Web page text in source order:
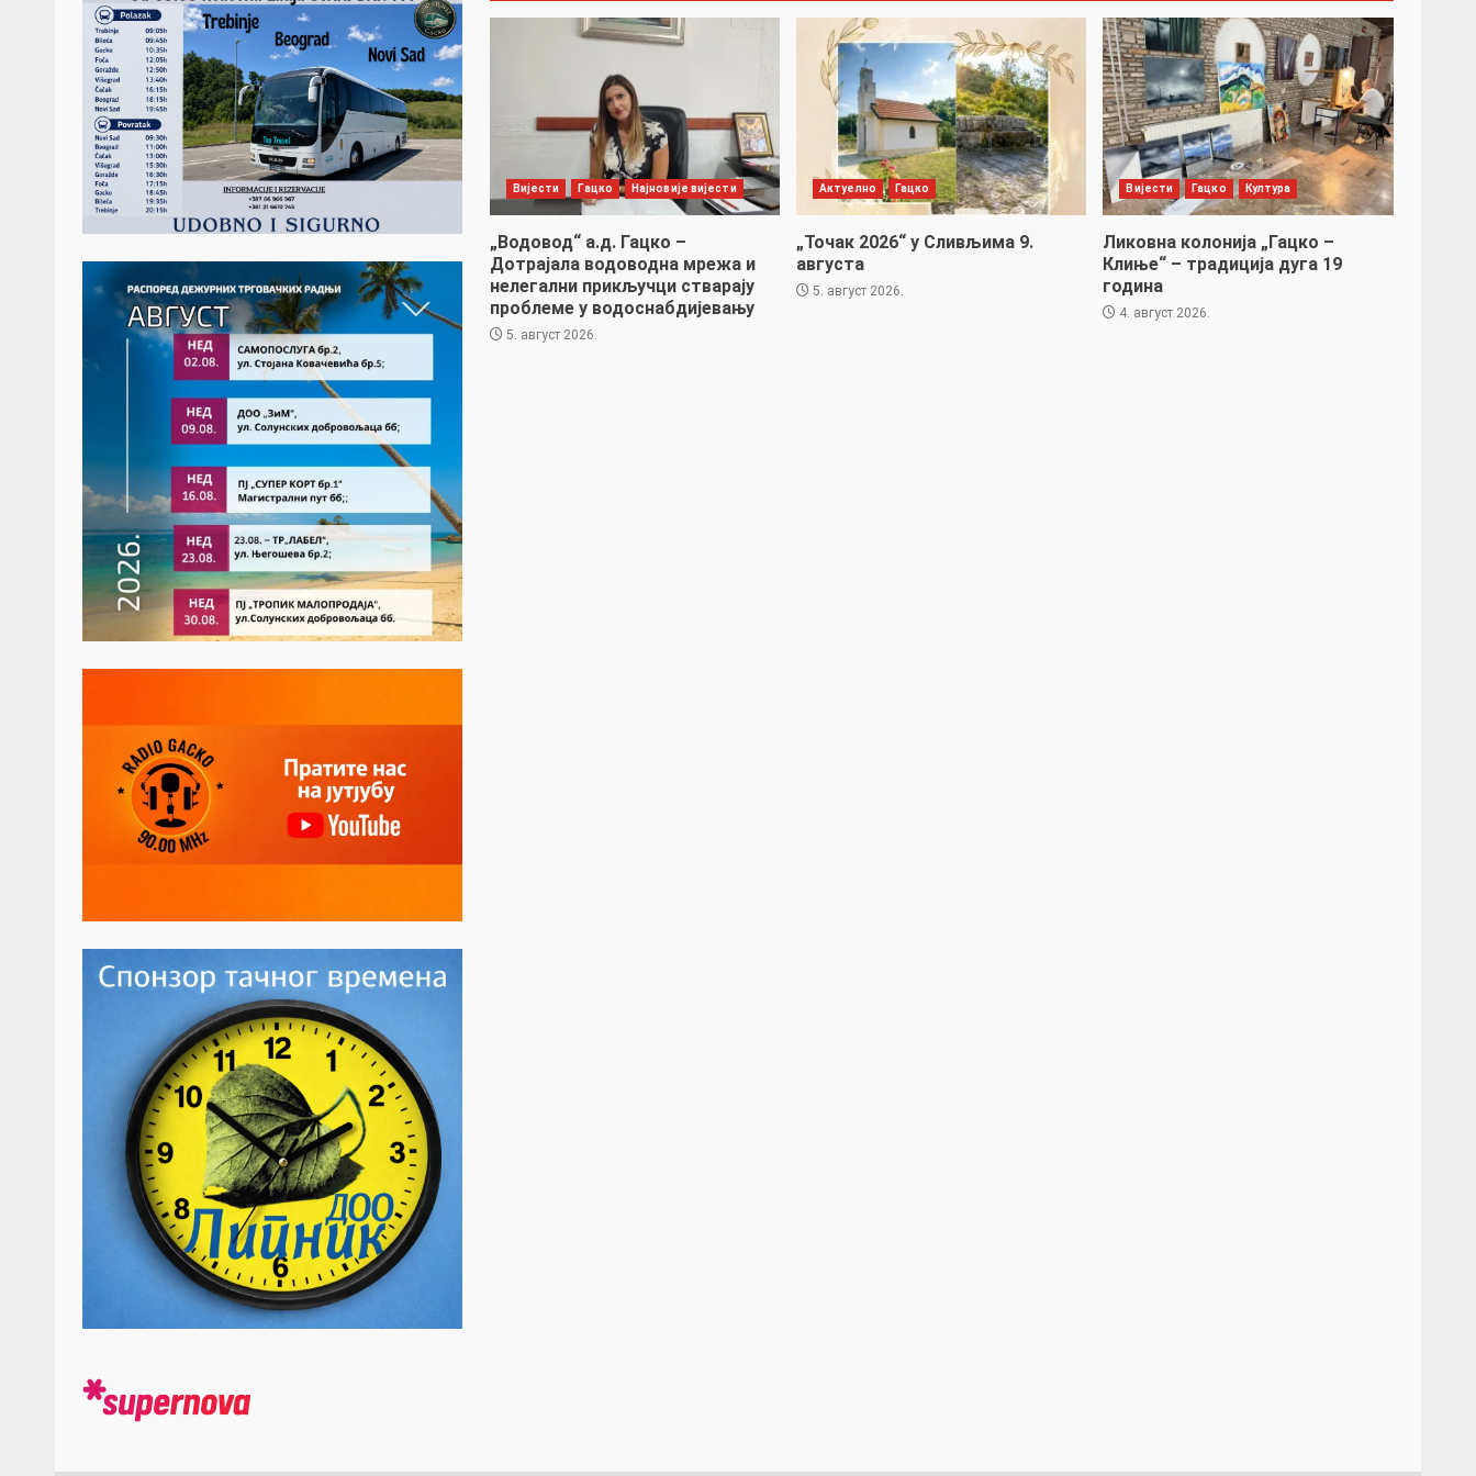
Вијести Гацко Најновије вијести
„Водовод“ а.д. Гацко –
Дотрајала водоводна мрежа и
нелегални прикључци стварају
проблеме у водоснабдијевању
5. август 2026.
Актуелно Гацко
„Точак 2026“ у Сливљима 9.
августа
5. август 2026.
Вијести Гацко Култура
Ликовна колонија „Гацко –
Клиње“ – традиција дуга 19
година
4. август 2026.